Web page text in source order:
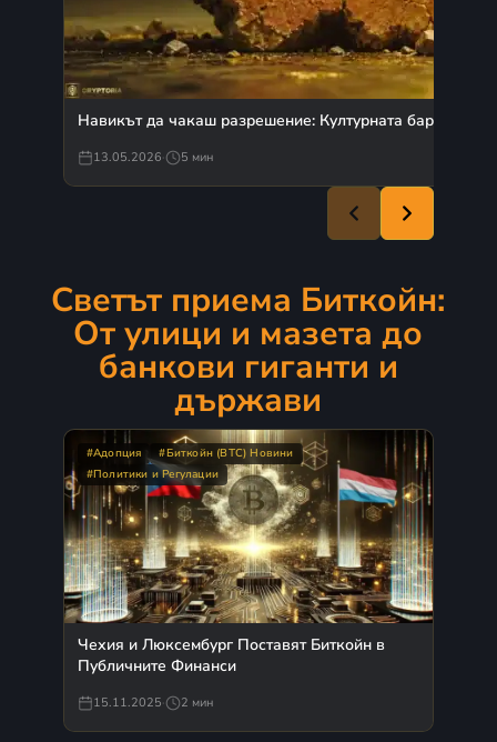
Навикът да чакаш разрешение: Културната бариера
13.05.2026· 5 мин
Светът приема Биткойн:
От улици и мазета до
банкови гиганти и
държави
#Адопция
#Биткойн (BTC) Новини
#Политики и Регулации
Чехия и Люксембург Поставят Биткойн в
Публичните Финанси
15.11.2025· 2 мин